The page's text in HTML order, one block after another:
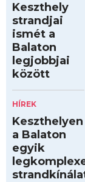
Keszthely
strandjai
ismét a
Balaton
legjobbjai
között
HÍREK
Keszthelyen
a Balaton
egyik